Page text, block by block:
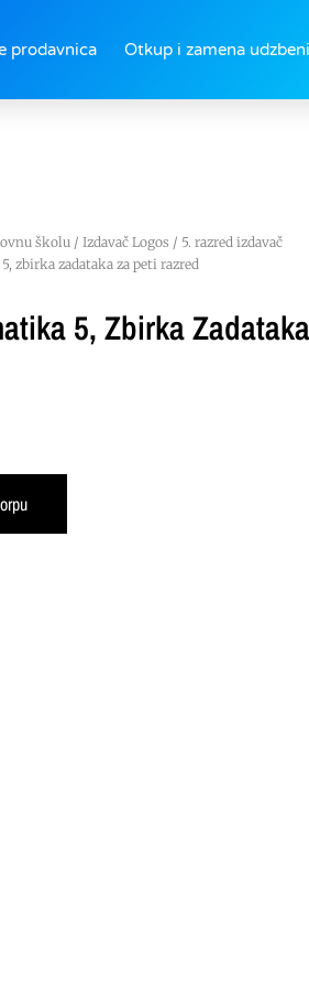
prodavnica Otkup i zamena
školu/ Izdavač Logos / 5. razred izdavač
zbirka zadataka za peti razred
5, Zbirka